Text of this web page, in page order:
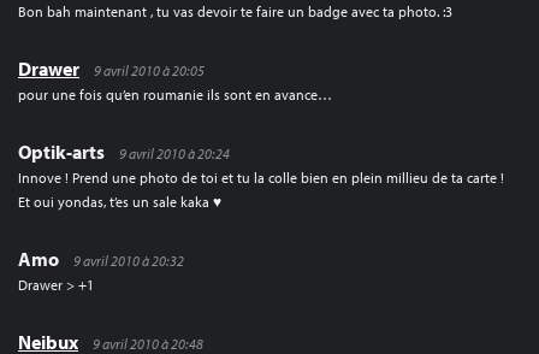
Bon bah maintenant , tu vas devoir te faire un badge avec ta photo. :3
Drawer
9 avril 2010 à 20:05
pour une fois qu’en roumanie ils sont en avance…
Optik-arts
9 avril 2010 à 20:24
Innove ! Prend une photo de toi et tu la colle bien en plein millieu de ta carte !
Et oui yondas, t’es un sale kaka ♥
Amo
9 avril 2010 à 20:32
Drawer > +1
Neibux 9 avril 2010 à 20:48